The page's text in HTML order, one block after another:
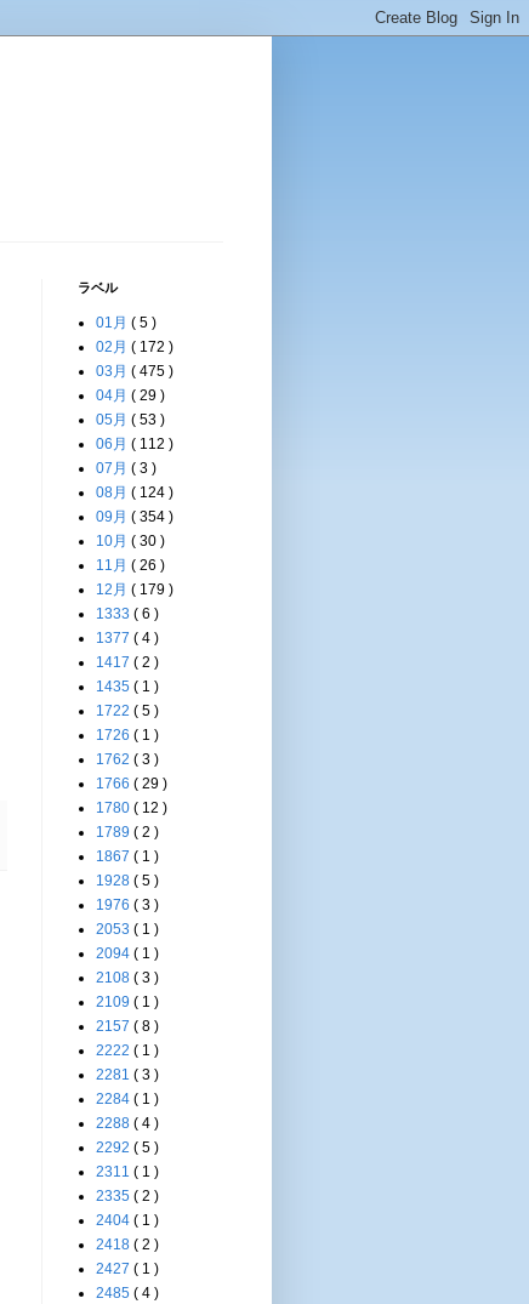
ラベル
01月 ( 5 )
02月 ( 172 )
03月 ( 475 )
04月 ( 29 )
05月 ( 53 )
06月 ( 112 )
07月 ( 3 )
08月 ( 124 )
09月 ( 354 )
10月 ( 30 )
11月 ( 26 )
12月 ( 179 )
1333 ( 6 )
1377 ( 4 )
1417 ( 2 )
1435 ( 1 )
1722 ( 5 )
1726 ( 1 )
1762 ( 3 )
1766 ( 29 )
1780 ( 12 )
1789 ( 2 )
1867 ( 1 )
1928 ( 5 )
1976 ( 3 )
2053 ( 1 )
2094 ( 1 )
2108 ( 3 )
2109 ( 1 )
2157 ( 8 )
2222 ( 1 )
2281 ( 3 )
2284 ( 1 )
2288 ( 4 )
2292 ( 5 )
2311 ( 1 )
2335 ( 2 )
2404 ( 1 )
2418 ( 2 )
2427 ( 1 )
2485 ( 4 )